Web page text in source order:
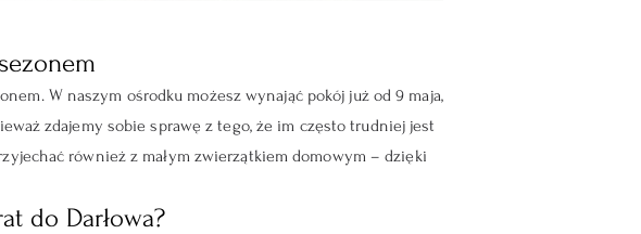
W naszym ośrodku możesz wynająć pokój już od 9 maja,
zdajemy sobie sprawę z tego, że im często trudniej jest
również z małym zwierzątkiem domowym – dzięki
do Darłowa?